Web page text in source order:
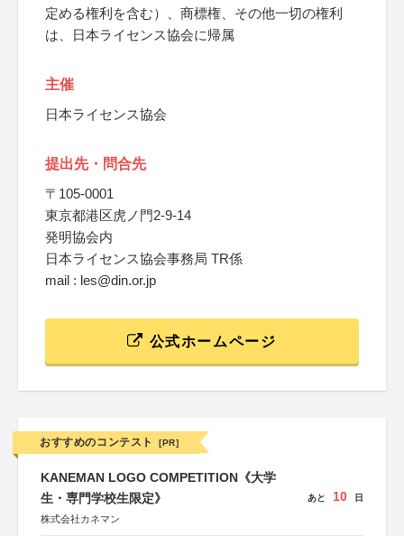
定める権利を含む）、商標権、その他一切の権利
は、日本ライセンス協会に帰属
主催
日本ライセンス協会
提出先・問合先
〒105-0001
東京都港区虎ノ門2-9-14
発明協会内
日本ライセンス協会事務局 TR係
mail : les@din.or.jp
公式ホームページ
おすすめのコンテスト [PR]
KANEMAN LOGO COMPETITION《大学
生・専門学校生限定》
株式会社カネマン
あと 10 日